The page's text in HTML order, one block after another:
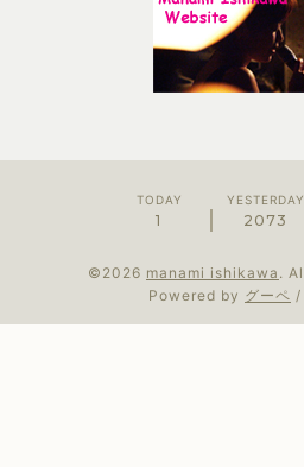
TODAY
1
YESTERDAY
2073
©2026 manami ishikawa .
Powered by グーペ /